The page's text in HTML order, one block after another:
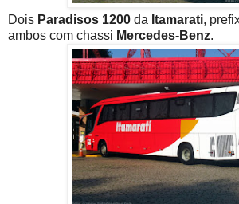
Dois Paradisos 1200 da Itamarati,
ambos com chassi Mercedes-Benz.